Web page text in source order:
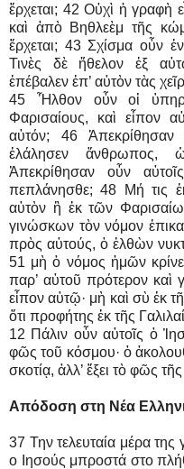
ἔρχεται; 42 Οὐχὶ ἡ γραφὴ
καὶ ἀπὸ Βηθλεὲμ τῆς
ἔρχεται; 43 Σχίσμα οὖν
Τινὲς δὲ ἤθελον ἐξ
ἐπέβαλεν ἐπ’ αὐτὸν τὰς
45 Ἦλθον οὖν οἱ
Φαρισαίους, καὶ εἶπον
αὐτόν; 46 Ἀπεκρίθησαν
ἐλάλησεν
Ἀπεκρίθησαν οὖν
πεπλάνησθε; 48 Μή τις
αὐτὸν ἢ ἐκ τῶν
γινώσκων τὸν νόμον
πρὸς αὐτούς, ὁ ἐλθὼν
51 μὴ ὁ νόμος ἡμῶν
παρ’ αὐτοῦ πρότερον καὶ
εἶπον αὐτῷ· μὴ καὶ σὺ ἐκ
ὅτι προφήτης ἐκ τῆς
12 Πάλιν οὖν αὐτοῖς ὁ
φῶς τοῦ κόσμου· ὁ
σκοτίᾳ, ἀλλ’ ἕξει τὸ φῶς
Απόδοση στη Νέα
37 Την τελευταία μέρα
ο Ιησούς μπροστά στο